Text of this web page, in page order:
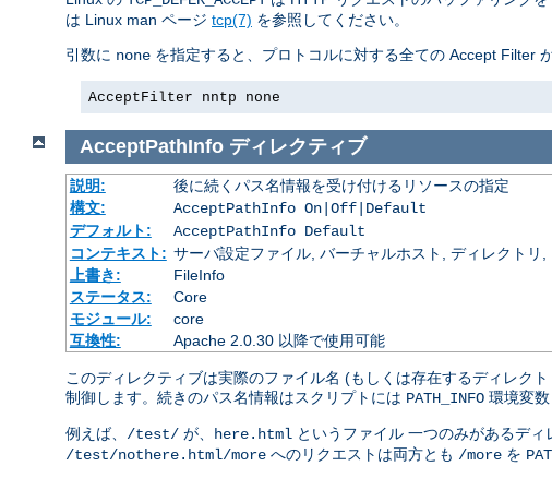
は Linux man ページ tcp(7) を参照してください。
引数に none を指定すると、プロトコルに対する全ての Accept Filter
AcceptFilter nntp none
AcceptPathInfo ディレクティブ
説明:
後に続くパス名情報を受け付けるリソースの指定
構文:
AcceptPathInfo On|Off|Default
デフォルト:
AcceptPathInfo Default
コンテキスト: サーバ設定ファイル, バーチャルホスト, ディレクトリ,
上書き:
FileInfo
ステータス:
Core
モジュール:
core
互換性:
Apache 2.0.30 以降で使用可能
このディレクティブは実際のファイル名 (もしくは存在するディレク
制御します。続きのパス名情報はスクリプトには PATH_INFO 環境変数
例えば、 /test/ が、 here.html というファイル 一つのみがあるデ
/test/nothere.html/more へのリクエストは両方とも /more を